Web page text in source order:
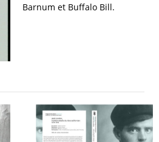
Barnum et Buffalo Bill.